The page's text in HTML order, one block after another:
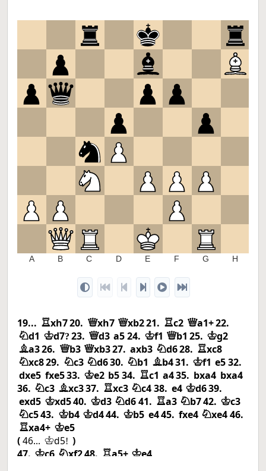
A B C D E F G H
19... Rxh720. Qxh7 Qxb221. Rc2 Qa1+22.
Nd1 Kd7? 23. Qd3 a524. Kf1 Qb1 25. Kg2
Ba326. Qb3 Qxb327. axb3 Nd628. Rxc8
Nxc829. Nc3 Nd630. Nb1 Bb431. Kf1 e532.
dxe5 fxe533. Ke2 b534. Rc1 a435. bxa4 bxa4
36. Nc3 Bxc337. Rxc3 Nc438. e4 Kd639.
exd5 Kxd540. Kd3 Nd641. Ra3 Nb742. Kc3
Nc543. Kb4 Kd444. Kb5 e445. fxe4 Nxe446.
Rxa4+ Ke5
46... Kd5!
47. Kc6 Nxf248. Ra5+ Ke4